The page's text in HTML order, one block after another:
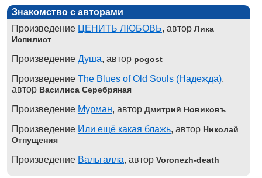
Знакомство с авторами
Произведение ЦЕНИТЬ ЛЮБОВЬ, автор Лика
Испилист
Произведение Душа, автор pogost
Произведение The Blues of Old Souls (Надежда),
автор Василиса Серебряная
Произведение Мурман, автор Дмитрий Новиковъ
Произведение Или ещё какая блажь, автор Николай
Отпущения
Произведение Вальгалла, автор Voronezh-death